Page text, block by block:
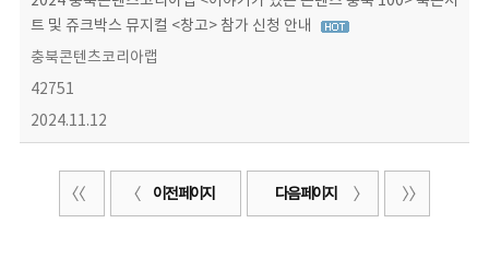
트 및 쥬크박스 뮤지컬 <창고> 참가 신청 안내
충북콘텐츠코리아랩
42751
2024.11.12
이전 페이지 다음 페이지